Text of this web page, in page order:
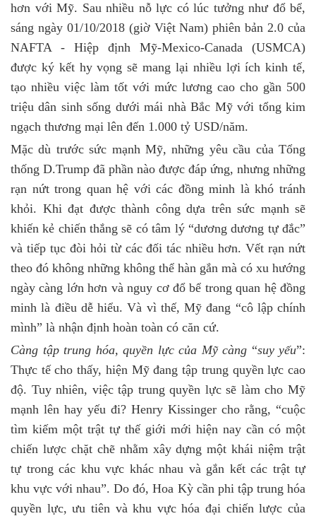
hơn với Mỹ. Sau nhiều nỗ lực có lúc tưởng như đổ bể,
sáng ngày 01/10/2018 (giờ Việt Nam) phiên bản 2.0 của
NAFTA - Hiệp định Mỹ-Mexico-Canada (USMCA)
được ký kết hy vọng sẽ mang lại nhiều lợi ích kinh tế,
tạo nhiều việc làm tốt với mức lương cao cho gần 500
triệu dân sinh sống dưới mái nhà Bắc Mỹ với tổng kim
ngạch thương mại lên đến 1.000 tỷ USD/năm.
Mặc dù trước sức mạnh Mỹ, những yêu cầu của Tổng
thống D.Trump đã phần nào được đáp ứng, nhưng những
rạn nứt trong quan hệ với các đồng minh là khó tránh
khỏi. Khi đạt được thành công dựa trên sức mạnh sẽ
khiến kẻ chiến thắng sẽ có tâm lý “dương dương tự đắc”
và tiếp tục đòi hỏi từ các đối tác nhiều hơn. Vết rạn nứt
theo đó không những không thể hàn gắn mà có xu hướng
ngày càng lớn hơn và nguy cơ đổ bể trong quan hệ đồng
minh là điều dễ hiểu. Và vì thế, Mỹ đang “cô lập chính
mình” là nhận định hoàn toàn có căn cứ.
Càng tập trung hóa, quyền lực của Mỹ càng “suy yếu”:
Thực tế cho thấy, hiện Mỹ đang tập trung quyền lực cao
độ. Tuy nhiên, việc tập trung quyền lực sẽ làm cho Mỹ
mạnh lên hay yếu đi? Henry Kissinger cho rằng, “cuộc
tìm kiếm một trật tự thế giới mới hiện nay cần có một
chiến lược chặt chẽ nhằm xây dựng một khái niệm trật
tự trong các khu vực khác nhau và gắn kết các trật tự
khu vực với nhau”. Do đó, Hoa Kỳ cần phi tập trung hóa
quyền lực, ưu tiên và khu vực hóa đại chiến lược của